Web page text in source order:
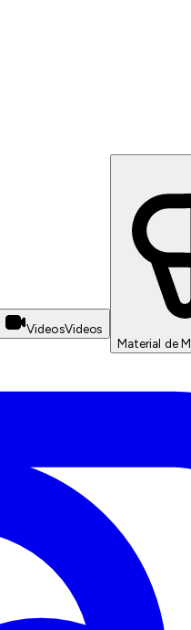
VideosVideos
Material de